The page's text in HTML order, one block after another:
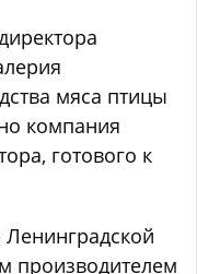
мяса птицы
компания
готового к
производителем